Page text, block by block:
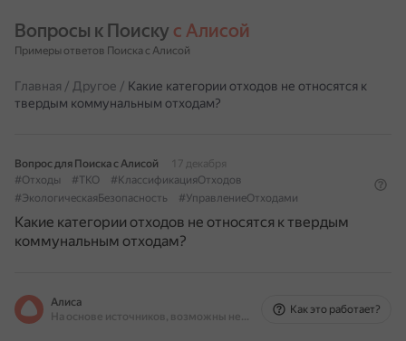
Вопросы к Поиску с Алисой
Примеры ответов Поиска с Алисой
Главная / Другое / Какие категории отходов не относятся к
твердым коммунальным отходам?
Вопрос для Поиска с Алисой
17 декабря
#Отходы
#ТКО
#КлассификацияОтходов
#ЭкологическаяБезопасность
#УправлениеОтходами
Какие категории отходов не относятся к твердым
коммунальным отходам?
Алиса
На основе источников, возможны неточности
Как это работает?